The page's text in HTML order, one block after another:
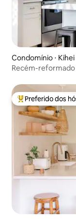
Condomínio ⋅ Kihei
Recém-reformado
Entre os melhores
Preferido dos